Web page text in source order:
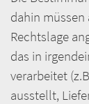
dahin
Rechtslage
das in
verarbeitet
ausstellt,